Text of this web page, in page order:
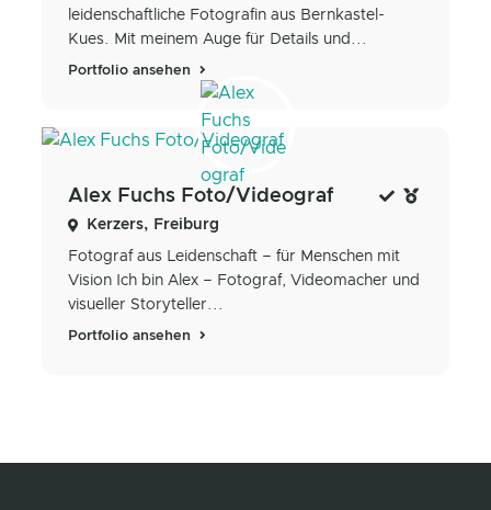
leidenschaftliche Fotografin aus Bernkastel-
Kues. Mit meinem Auge für Details und...
Portfolio ansehen
Alex Fuchs Foto/Videograf
Kerzers, Freiburg
Fotograf aus Leidenschaft – für Menschen mit
Vision Ich bin Alex – Fotograf, Videomacher und
visueller Storyteller...
Portfolio ansehen